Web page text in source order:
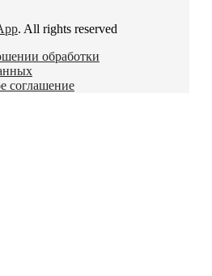
. All rights reserved
обработки
соглашение